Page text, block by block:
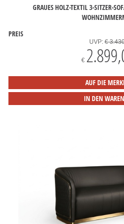
GRAUES HOLZ-TEXTIL 3-SITZER-
PREIS
UVP:€
€
AUF DIE
IN DEN